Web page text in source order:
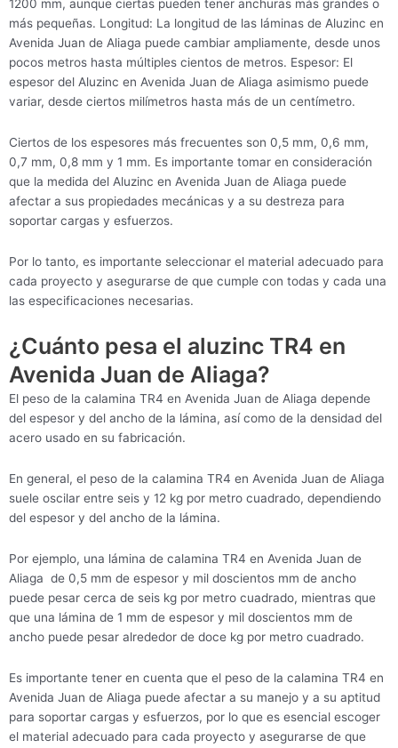
1200 mm, aunque ciertas pueden tener anchuras más grandes o
más pequeñas. Longitud: La longitud de las láminas de Aluzinc en
Avenida Juan de Aliaga puede cambiar ampliamente, desde unos
pocos metros hasta múltiples cientos de metros. Espesor: El
espesor del Aluzinc en Avenida Juan de Aliaga asimismo puede
variar, desde ciertos milímetros hasta más de un centímetro.
Ciertos de los espesores más frecuentes son 0,5 mm, 0,6 mm,
0,7 mm, 0,8 mm y 1 mm. Es importante tomar en consideración
que la medida del Aluzinc en Avenida Juan de Aliaga puede
afectar a sus propiedades mecánicas y a su destreza para
soportar cargas y esfuerzos.
Por lo tanto, es importante seleccionar el material adecuado para
cada proyecto y asegurarse de que cumple con todas y cada una
las especificaciones necesarias.
¿Cuánto pesa el aluzinc TR4 en
Avenida Juan de Aliaga?
El peso de la calamina TR4 en Avenida Juan de Aliaga depende
del espesor y del ancho de la lámina, así como de la densidad del
acero usado en su fabricación.
En general, el peso de la calamina TR4 en Avenida Juan de Aliaga
suele oscilar entre seis y 12 kg por metro cuadrado, dependiendo
del espesor y del ancho de la lámina.
Por ejemplo, una lámina de calamina TR4 en Avenida Juan de
Aliaga de 0,5 mm de espesor y mil doscientos mm de ancho
puede pesar cerca de seis kg por metro cuadrado, mientras que
que una lámina de 1 mm de espesor y mil doscientos mm de
ancho puede pesar alrededor de doce kg por metro cuadrado.
Es importante tener en cuenta que el peso de la calamina TR4 en
Avenida Juan de Aliaga puede afectar a su manejo y a su aptitud
para soportar cargas y esfuerzos, por lo que es esencial escoger
el material adecuado para cada proyecto y asegurarse de que